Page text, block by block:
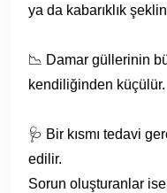
ya da kabarıklık
📉 Damar güllerinin
kendiliğinden küçülür.
🩺 Bir kısmı tedavi
edilir.
Sorun oluşturanlar